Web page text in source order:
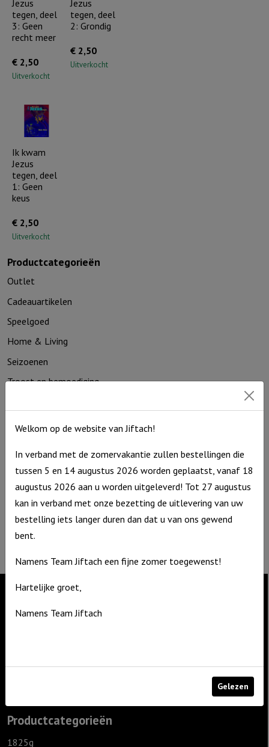
Productcategorieën
Outlet
Cadeauartikelen
Speelgoed
Home & Living
Seizoenen
Troost en bemoediging
Contact
De Zagerij 1
3861 NA Nijkerk
T: 06 – 4188 1025
info@jiftach.nl
KVK nr: 60086041
Jezus
tegen, deel
3: Geen
recht meer
€ 2,50
Uitverkocht
Jezus
tegen, deel
2: Grondig
€ 2,50
Uitverkocht
Ik kwam
Jezus
tegen, deel
1: Geen
keus
€ 2,50
Uitverkocht
Contact
Productcategorieën
1825g
Welkom op de website van Jiftach!
In verband met de zomervakantie zullen bestellingen die
tussen 5 en 14 augustus 2026 worden geplaatst, vanaf 18
augustus 2026 aan u worden uitgeleverd! Tot 27 augustus
kan in verband met onze bezetting de uitlevering van uw
bestelling iets langer duren dan dat u van ons gewend
bent.
Namens Team Jiftach een fijne zomer toegewenst!
Hartelijke groet,
Namens Team Jiftach
Gelezen